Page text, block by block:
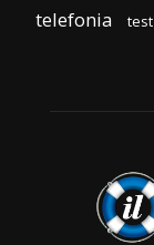
telefonia test